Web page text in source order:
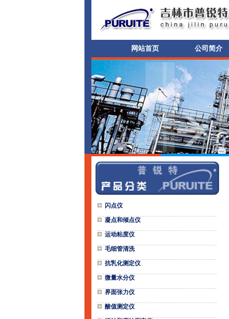
网站首页 公司简介
闪点仪
凝点和倾点仪
运动粘度仪
毛细管清洗
抗乳化测定仪
微量水分仪
界面张力仪
酸值测定仪